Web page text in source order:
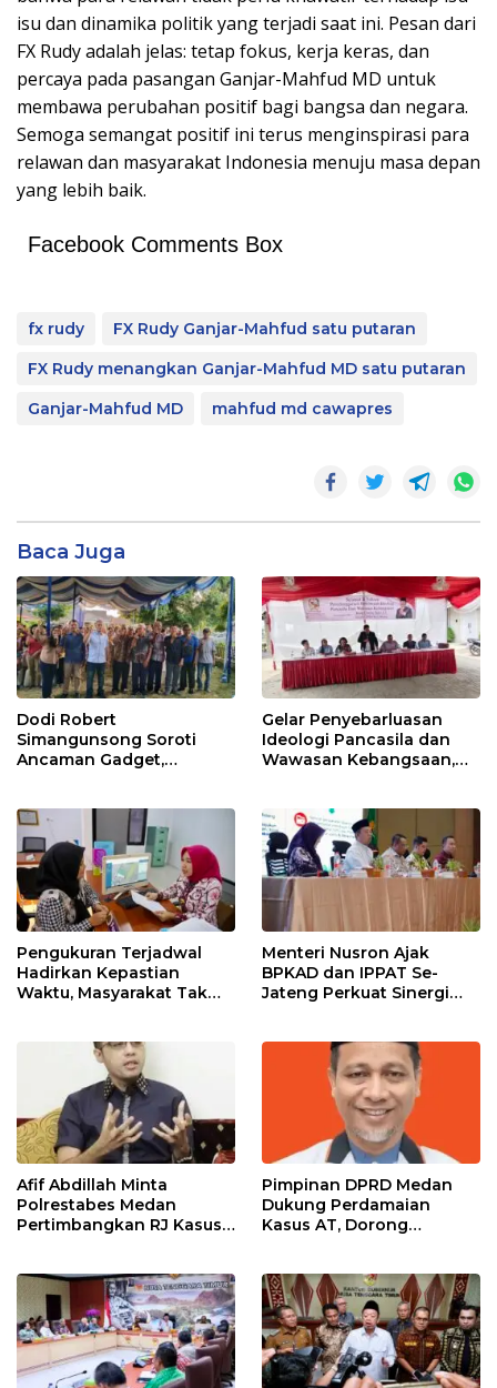
isu dan dinamika politik yang terjadi saat ini. Pesan dari
FX Rudy adalah jelas: tetap fokus, kerja keras, dan
percaya pada pasangan Ganjar-Mahfud MD untuk
membawa perubahan positif bagi bangsa dan negara.
Semoga semangat positif ini terus menginspirasi para
relawan dan masyarakat Indonesia menuju masa depan
yang lebih baik.
Facebook Comments Box
fx rudy
FX Rudy Ganjar-Mahfud satu putaran
FX Rudy menangkan Ganjar-Mahfud MD satu putaran
Ganjar-Mahfud MD
mahfud md cawapres
Baca Juga
Dodi Robert
Simangunsong Soroti
Ancaman Gadget,
Anak
Gelar Penyebarluasan
Ideologi Pancasila dan
Wawasan Kebangsaan,
Pancasila dan Jauhi
Bahaya Narkoba
Pengukuran Terjadwal
Hadirkan Kepastian
Waktu, Masyarakat Tak
Menteri Nusron Ajak
BPKAD dan IPPAT Se-
Jateng Perkuat Sinergi
Afif Abdillah Minta
Polrestabes Medan
Pertimbangkan RJ Kasus
Pimpinan DPRD Medan
Dukung Perdamaian
Kasus AT, Dorong